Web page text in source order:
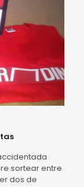
sortear entre
dos de